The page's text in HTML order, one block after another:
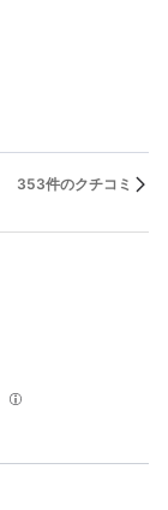
353件のクチコミ